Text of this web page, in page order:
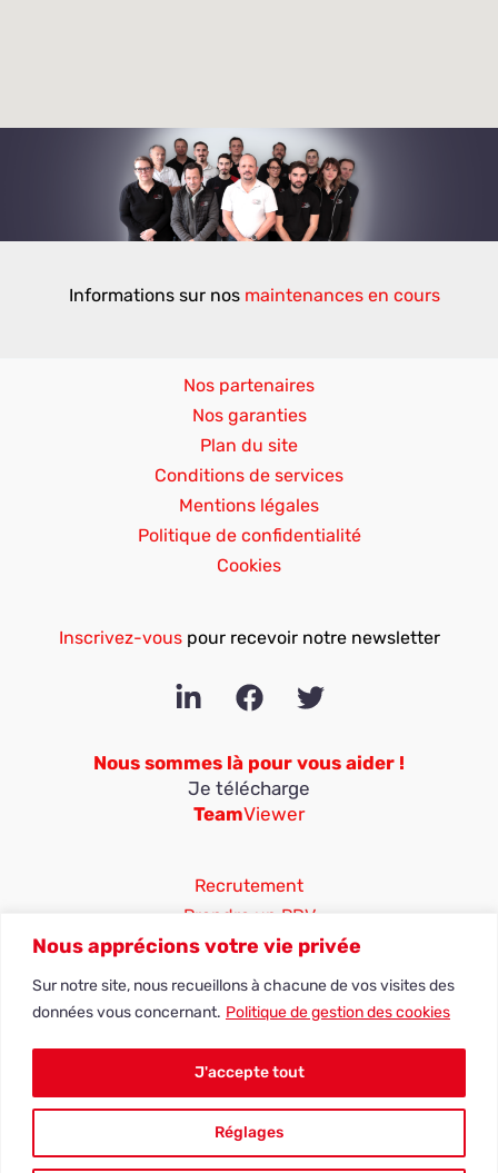
Nous apprécions votre vie privée
Sur notre site, nous recueillons à chacune de vos visites des
données vous concernant. Politique de gestion des cookies
Réglages
J'accepte tout
Informations sur nos maintenances en cours
Nos partenaires
Nos garanties
Plan du site
Conditions de services
Mentions légales
Politique de confidentialité
Cookies
Inscrivez-vouspour recevoir notre newsletter
Nous sommes là pour vous aider !
Je télécharge
TeamViewer
Recrutement
Prendre un RDV
25 ter rue Jean Moulin
ZA du Coulmet
03 25 41 11 68
contact@adn-systemes.fr
Réalisation du site ADN Systèmes | 2026 - © ADN SYSTEMES - Dixinfor et